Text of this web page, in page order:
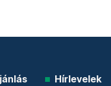
Hírlevelek